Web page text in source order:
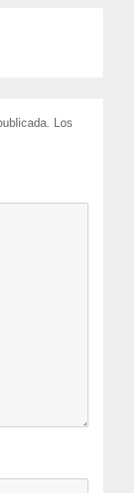
Los